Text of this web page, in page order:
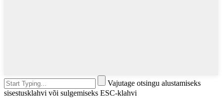
Vajutage otsingu alustamiseks
sisestusklahvi või sulgemiseks ESC-klahvi